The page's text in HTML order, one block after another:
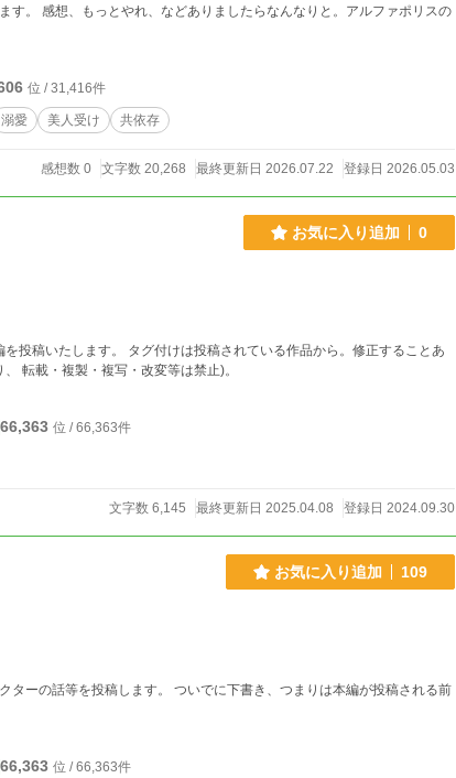
す。 感想、もっとやれ、などありましたらなんなりと。アルファポリスの
位 / 31,416件
溺愛 美人受け 共依存
感想数 0 文字数 20,268 最終更新日 2026.07.22 登録日 2026.05.03
お気に入り追加 0
投稿いたします。 タグ付けは投稿されている作品から。修正することあ
ある通り、 転載・複製・複写・改変等は禁止)。
66,363 位 / 66,363件
文字数 6,145 最終更新日 2025.04.08 登録日 2024.09.30
お気に入り追加 109
に下書き、つまりは本編が投稿される前
66,363 位 / 66,363件